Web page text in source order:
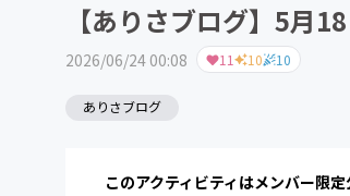
【ありさブログ】5月
2026/06/24 00:08 11 10 10
ありさブログ
このアクティビティはメンバー限定